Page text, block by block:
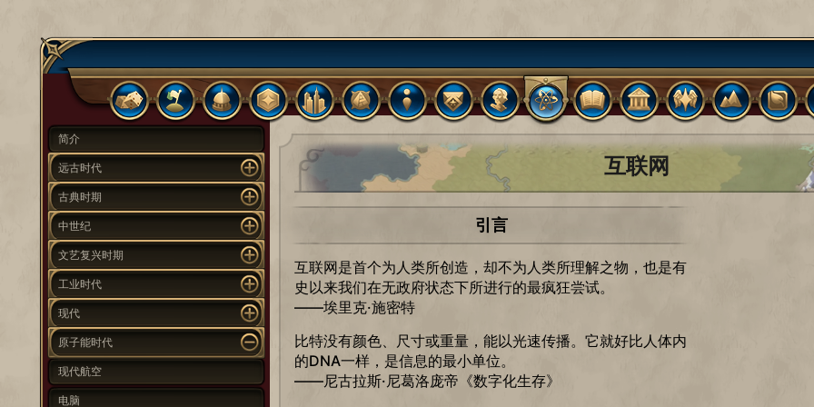
简介
远古时代
古典时期
中世纪
文艺复兴时期
工业时代
现代
原子能时代
现代航空
电脑
互联网
引言
互联网是首个为人类所创造，却不为人类所理解之物，也是有
史以来我们在无政府状态下所进行的最疯狂尝试。
——埃里克·施密特
比特没有颜色、尺寸或重量，能以光速传播。它就好比人体内
的DNA一样，是信息的最小单位。
——尼古拉斯·尼葛洛庞帝《数字化生存》